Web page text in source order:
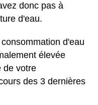
donc pas à
d'eau.
d'eau
élevée
de votre
des 3 dernières